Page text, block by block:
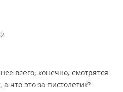
всего, конечно, смотрятся
что это за пистолетик?